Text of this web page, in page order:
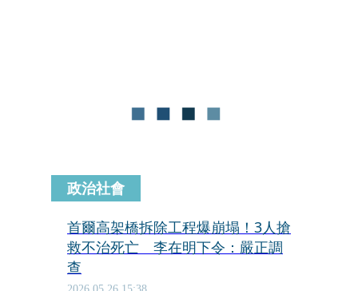
政治社會
首爾高架橋拆除工程爆崩塌！3人搶
救不治死亡 李在明下令：嚴正調
查